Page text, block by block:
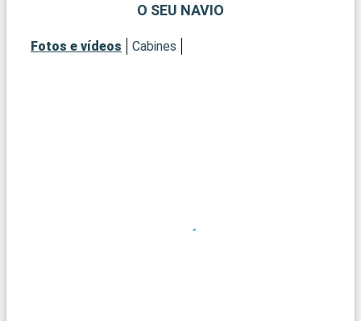
O SEU NAVIO
Fotos e vídeos Cabines